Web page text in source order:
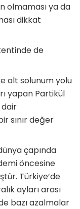
olmaması ya da
dikkat
de
alt solunum yolu
yapan Partikül
dair
sınır değer
çapında
öncesine
Türkiye’de
ayları arası
bazı azalmalar